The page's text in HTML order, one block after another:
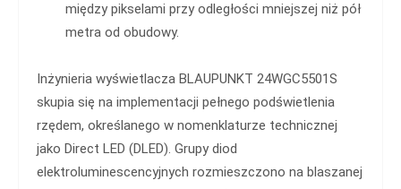
między pikselami przy odległości mniejszej niż pół
metra od obudowy.
Inżynieria wyświetlacza BLAUPUNKT 24WGC5501S
skupia się na implementacji pełnego podświetlenia
rzędem, określanego w nomenklaturze technicznej
jako Direct LED (DLED). Grupy diod
elektroluminescencyjnych rozmieszczono na blaszanej